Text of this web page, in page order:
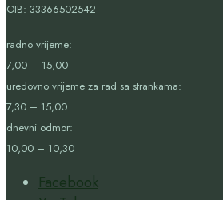
OIB: 33366502542
radno vrijeme:
7,00 – 15,00
uredovno vrijeme za rad sa strankama:
7,30 – 15,00
dnevni odmor:
10,00 – 10,30
Facebook